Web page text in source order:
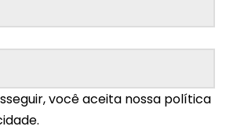
você aceita nossa política